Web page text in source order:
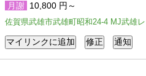
月謝 10,800 円～
佐賀県武雄市武雄町昭和24-4 MJ武雄